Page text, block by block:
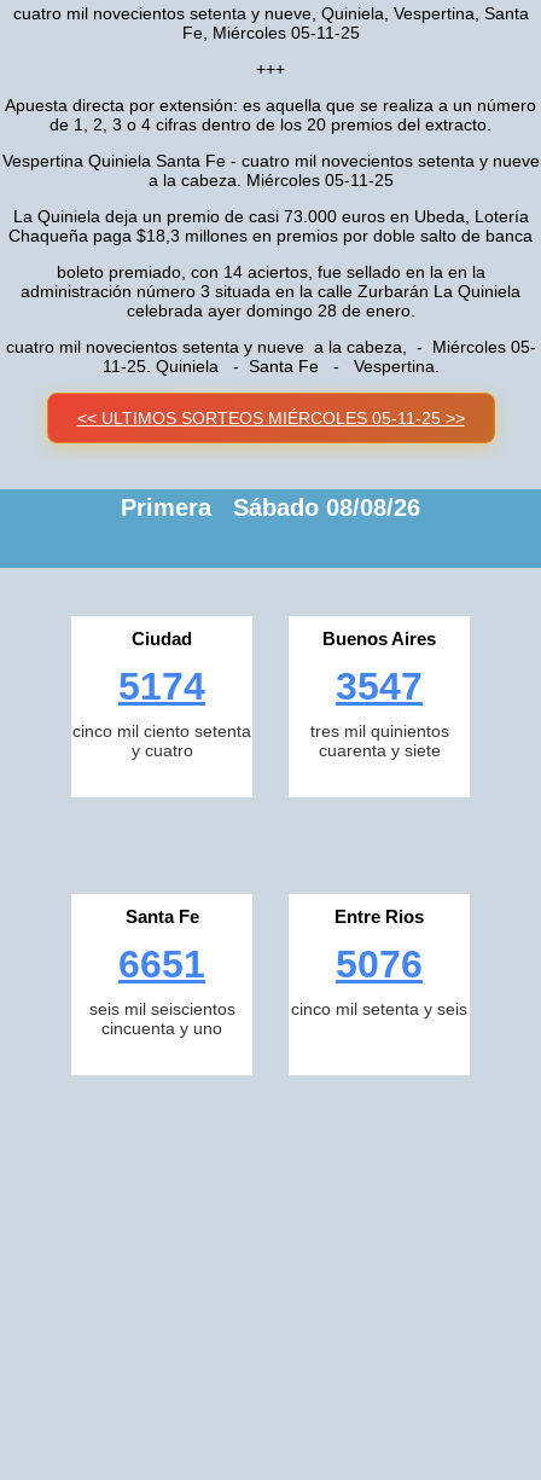
cuatro mil novecientos setenta y nueve, Quiniela, Vespertina, Santa
Fe, Miércoles 05-11-25
+++
Apuesta directa por extensión: es aquella que se realiza a un número
de 1, 2, 3 o 4 cifras dentro de los 20 premios del extracto.
Vespertina Quiniela Santa Fe - cuatro mil novecientos setenta y nueve
a la cabeza. Miércoles 05-11-25
La Quiniela deja un premio de casi 73.000 euros en Ubeda, Lotería
Chaqueña paga $18,3 millones en premios por doble salto de banca
boleto premiado, con 14 aciertos, fue sellado en la en la
administración número 3 situada en la calle Zurbarán La Quiniela
celebrada ayer domingo 28 de enero.
cuatro mil novecientos setenta y nueve a la cabeza, - Miércoles 05-
11-25. Quiniela - Santa Fe - Vespertina.
<< ULTIMOS SORTEOS MIÉRCOLES 05-11-25 >>
Primera Sábado 08/08/26
Ciudad
5174
cinco mil ciento setenta
y cuatro
Buenos Aires
3547
tres mil quinientos
cuarenta y siete
Santa Fe
6651
seis mil seiscientos
cincuenta y uno
Entre Rios
5076
cinco mil setenta y seis